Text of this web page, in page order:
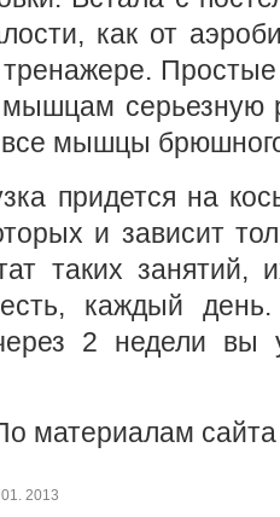
как от
серьезную
мышцы
придется на
и зависит
таких занятий,
каждый
2 недели вы
материалам
2013